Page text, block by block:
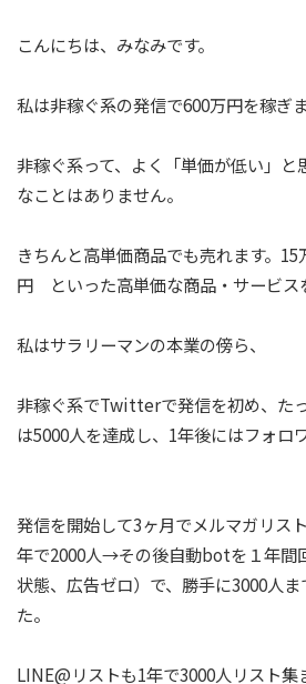
こんにちは、みなみです。
私は非稼ぐ系の発信で600万円を稼ぎま
非稼ぐ系って、よく「単価が低い」と
なことはありません。
きちんと高単価商品でも売れます。
円 といった高単価な商品・サービス
私はサラリーマンの本業の傍ら、
非稼ぐ系でTwitterで発信を初め、た
は5000人を達成し、1年後にはフォロ
発信を開始して3ヶ月でメルマガリス
年で2000人→その後自動botを１年間
状態、広告ゼロ）で、勝手に3000人
た。
LINE@リストも1年で3000人リスト集